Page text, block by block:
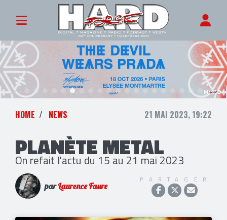
HOME NEWS 21 MAI 2023, 19:22
PLANÈTE METAL
On refait l'actu du 15 au 21 mai 2023
parLaurence Faure
PARTAGER